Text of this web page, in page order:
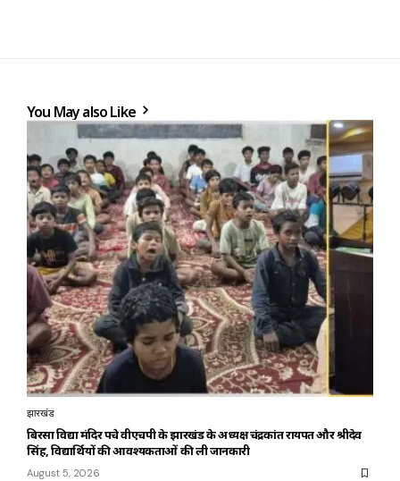
You May also Like
झारखंड
बिरसा विद्या मंदिर पहुंचे वीएचपी के झारखंड के अध्यक्ष चंद्रकांत रायपत और श्रीदेव
सिंह, विद्यार्थियों की आवश्यकताओं की ली जानकारी
August 5, 2026